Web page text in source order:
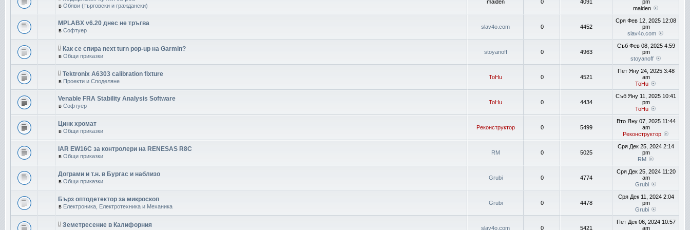
в Обяви (търговски и граждански)
maiden 0 4091
pm
maiden
MPLABX v6.20 днес не тръгва
в Софтуер
slav4o.com 0 4452
Сря Фев 12, 2025 12:08
pm
slav4o.com
Как се спира next turn pop-up на Garmin?
в Общи приказки
stoyanoff 0 4963
Съб Фев 08, 2025 4:59
pm
stoyanoff
Tektronix A6303 calibration fixture
в Проекти и Споделяне
ToHu 0 4521
Пет Яну 24, 2025 3:48
am
ToHu
Venable FRA Stability Analysis Software
в Софтуер
ToHu 0 4434
Съб Яну 11, 2025 10:41
pm
ToHu
Цинк хромат
в Общи приказки
Реконструктор 0 5499
Вто Яну 07, 2025 11:44
am
Реконструктор
IAR EW16C за контролери на RENESAS R8C
в Общи приказки
RM 0 5025
Сря Дек 25, 2024 2:14
pm
RM
Дограми и т.н. в Бургас и наблизо
в Общи приказки
Grubi 0 4774
Сря Дек 25, 2024 11:20
am
Grubi
Бърз оптодетектор за микроскоп
в Електроника, Електротехника и Механика
Grubi 0 4478
Сря Дек 11, 2024 2:04
pm
Grubi
Земетресение в Калифорния slav4o.com 0 5421
Пет Дек 06, 2024 10:57
am